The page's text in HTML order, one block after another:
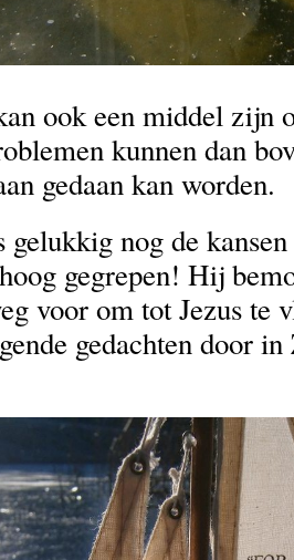
ook een middel zijn
kunnen dan
gedaan kan worden.
gelukkig nog de
gegrepen! Hij
voor om tot Jezus te
gedachten door